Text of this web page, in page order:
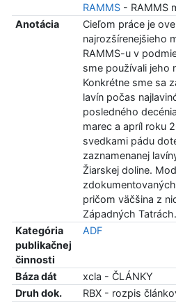
RAMMS- RAMMS
Anotácia
Cieľom práce je
najrozšírenejšieho
RAMMS-u v
sme používali jeho
Konkrétne sme sa
lavín počas
posledného
marec a apríl roku
svedkami pádu
zaznamenanej
Žiarskej doline.
pričom väčšina z
Západných Tatrách.
Kategória
publikačnej
činnosti
ADF
Báza dát
xcla - ČLÁNKY
Druh dok.
RBX - rozpis